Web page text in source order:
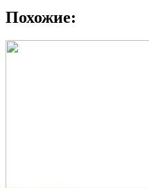
Похожие: